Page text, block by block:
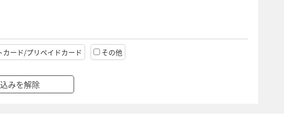
カード/プリペイドカード その他
みを解除